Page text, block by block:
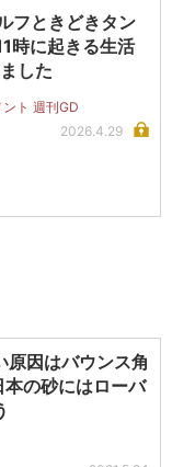
フときどきタン
に起きる生活
した
ト 週刊GD
2026.4.29
原因はバウンス角
の砂にはローバ